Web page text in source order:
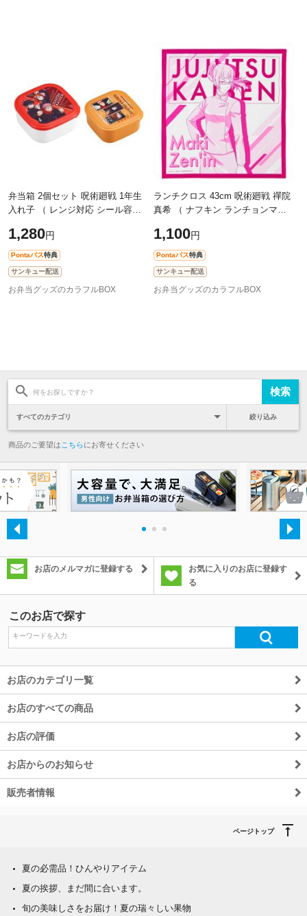
弁当箱 2個セット 呪術廻戦 1年生
入れ子 （ レンジ対応 シール容器
虎杖悠仁 伏黒恵 釘崎野薔薇 レン
ジ
1,280円
Pontaパス特典
サンキュー配送
お弁当グッズのカラフルBOX
ランチクロス 43cm 呪術廻戦 禪院
真希 （ ナフキン ランチョンマッ
グッズ ぜんいんまき 給食 幼稚園
1,100円
Pontaパス特典
サンキュー配送
お弁当グッズのカラフルBOX
絞り込み
商品のご要望は こちらにお寄せください
お店のメルマガに登録する
お気に入りのお店に登録す
る
このお店で探す
お店のカテゴリ一覧
お店のすべての商品
お店の評価
お店からのお知らせ
販売者情報
ページトップ
夏の必需品！ひんやりアイテム
夏の挨拶、まだ間に合います。
旬の美味しさをお届け！夏の瑞々しい果物